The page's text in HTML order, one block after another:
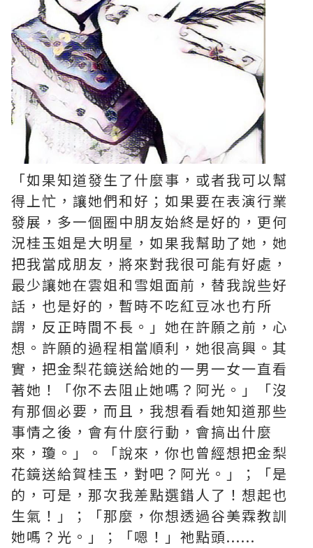
「如果知道發生了什麼事，或者我可以幫
得上忙，讓她們和好；如果要在表演行業
發展，多一個圈中朋友始終是好的，更何
況桂玉姐是大明星，如果我幫助了她，她
把我當成朋友，將來對我很可能有好處，
最少讓她在雲姐和雪姐面前，替我說些好
話，也是好的，暫時不吃紅豆冰也冇所
謂，反正時間不長。」她在許願之前，心
想。許願的過程相當順利，她很高興。其
實，把金梨花鏡送給她的一男一女一直看
著她！「你不去阻止她嗎？阿光。」「沒
有那個必要，而且，我想看看她知道那些
事情之後，會有什麼行動，會搞出什麼
來，瓊。」。「說來，你也曾經想把金梨
花鏡送給賀桂玉，對吧？阿光。」；「是
的，可是，那次我差點選錯人了！想起也
生氣！」；「那麼，你想透過谷美霖教訓
她嗎？光。」；「嗯！」祂點頭......